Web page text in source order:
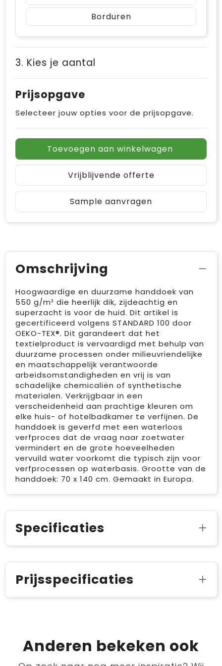
Borduren
3. Kies je aantal
Prijsopgave
Selecteer jouw opties voor de prijsopgave.
Toevoegen aan winkelwagen
Vrijblijvende offerte
Sample aanvragen
Omschrijving
Hoogwaardige en duurzame handdoek van
550 g/m² die heerlijk dik, zijdeachtig en
superzacht is voor de huid. Dit artikel is
gecertificeerd volgens STANDARD 100 door
OEKO-TEX®. Dit garandeert dat het
textielproduct is vervaardigd met behulp van
duurzame processen onder milieuvriendelijke
en maatschappelijk verantwoorde
arbeidsomstandigheden en vrij is van
schadelijke chemicaliën of synthetische
materialen. Verkrijgbaar in een
verscheidenheid aan prachtige kleuren om
elke huis- of hotelbadkamer te verfijnen. De
handdoek is geverfd met een waterloos
verfproces dat de vraag naar zoetwater
vermindert en de grote hoeveelheden
vervuild water voorkomt die typisch zijn voor
verfprocessen op waterbasis. Grootte van de
handdoek: 70 x 140 cm. Gemaakt in Europa.
Specificaties
Prijsspecificaties
Anderen bekeken ook